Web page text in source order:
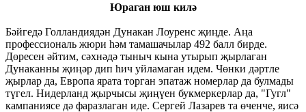
Юраган юш килә
Бәйгедә Голландиядән Дунакан Лоуренс җиңде. Аңа
профессиональ жюри һәм тамашачылар 492 балл бирде.
Дөресен әйтим, сәхнәдә тыныч кына утырып җырлаган
Дунаканны җиңәр дип һич уйламаган идем. Чөнки дәртле
җырлар да, Европа ярата торган эпатаж номерлар да булмады
түгел. Нидерланд җырчысы җиңүен букмеркерлар да, "Гугл"
кампаниясе дә фаразлаган иде. Сергей Лазарев та өченче, яисә